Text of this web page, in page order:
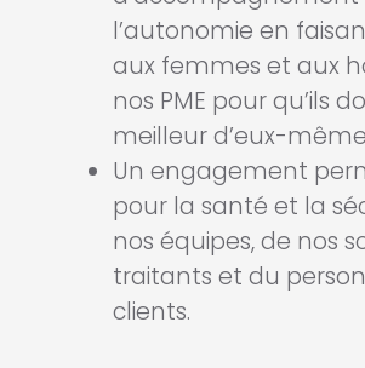
l’autonomie en
aux femmes et aux
nos PME pour qu’ils
meilleur d’eux-
Un engagement
pour la santé et la
nos équipes, de nos
traitants et du
clients.